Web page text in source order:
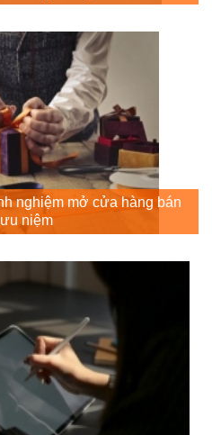
nghiệm mở cửa hàng bán
niệm